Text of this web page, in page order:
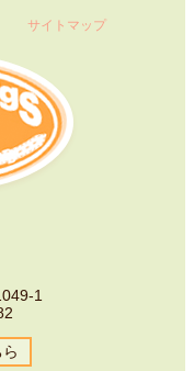
サイトマップ
1